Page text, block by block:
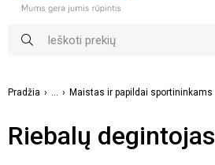
Pradžia ... Maistas ir papildai sportininkams
Riebalų degintojas